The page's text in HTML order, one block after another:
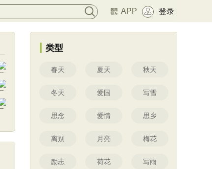
APP 登录
类型
春天 夏天 秋天
冬天 爱国 写雪
思念 爱情 思乡
离别 月亮 梅花
励志 荷花 写雨